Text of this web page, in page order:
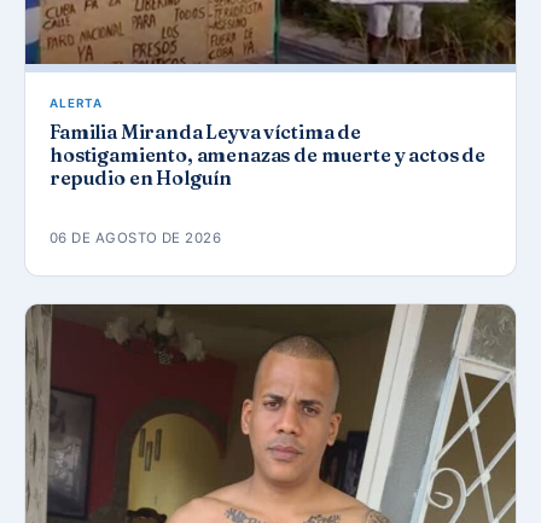
ALERTA
Familia Miranda Leyva víctima de
hostigamiento, amenazas de muerte y actos de
repudio en Holguín
06 DE AGOSTO DE 2026